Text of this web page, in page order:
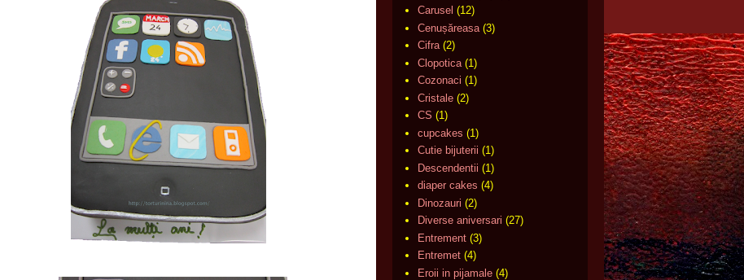
Carusel (12)
Cenușăreasa (3)
Cifra (2)
Clopotica (1)
Cozonaci (1)
Cristale (2)
CS (1)
cupcakes (1)
Cutie bijuterii (1)
Descendentii (1)
diaper cakes (4)
Dinozauri (2)
Diverse aniversari (27)
Entrement (3)
Entremet (4)
Eroii in pijamale (4)